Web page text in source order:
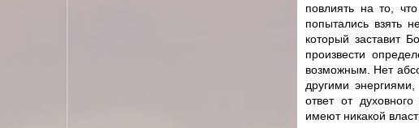
повлиять на то,
попытались взять
который заставит
произвести
возможным. Нет
другими
ответ от
имеют никакой